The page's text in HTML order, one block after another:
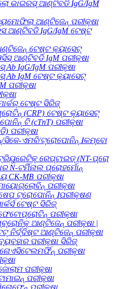
ଭାଇରସ୍ ଆଣ୍ଟିବଡି IgG/IgM
ଆଣ୍ଟିଜେନ୍ ପରୀକ୍ଷା
ଆଣ୍ଟିବଡି IgG/IgM ଟେଷ୍ଟ
ଟେଷ୍ଟ କ୍ୟାସେଟ୍
ଆଣ୍ଟିବଡି IgM ପରୀକ୍ଷା
Ab IgG/IgM ପରୀକ୍ଷା
Ab IgM ଟେଷ୍ଟ କ୍ୟାସେଟ୍
ପରୀକ୍ଷା
ଟେଷ୍ଟ ସିରିଜ୍
(CRP) ଟେଷ୍ଟ କ୍ୟାସେଟ୍
ଟି (cTnT) ପରୀକ୍ଷା
ପରୀକ୍ଷା
ସିକେ-ଏମବି/ଟ୍ରୋପୋନିନ୍ Ⅰକମ୍ବୋ
ରେପ୍ଟାଇଡ୍ (NT-ପ୍ରୋ
N-ଟର୍ମିନାଲ ପ୍ରୋହର୍ମୋନ୍
CK-MB ପରୀକ୍ଷା
ପରୀକ୍ଷା
ଟ୍ରୋପୋନିନ୍ Ⅰପରୀକ୍ଷଣ
ଟେଷ୍ଟ ସିରିଜ୍
ପରୀକ୍ଷା
ଆଣ୍ଟିଜେନ୍ ପରୀକ୍ଷା |
ନିର୍ଦ୍ଦିଷ୍ଟ ଆଣ୍ଟିଜେନ୍ ପରୀକ୍ଷା
ପରୀକ୍ଷା ସିରିଜ୍
ପରୀକ୍ଷା
ପରୀକ୍ଷା
ପରୀକ୍ଷା
ପରୀକ୍ଷା